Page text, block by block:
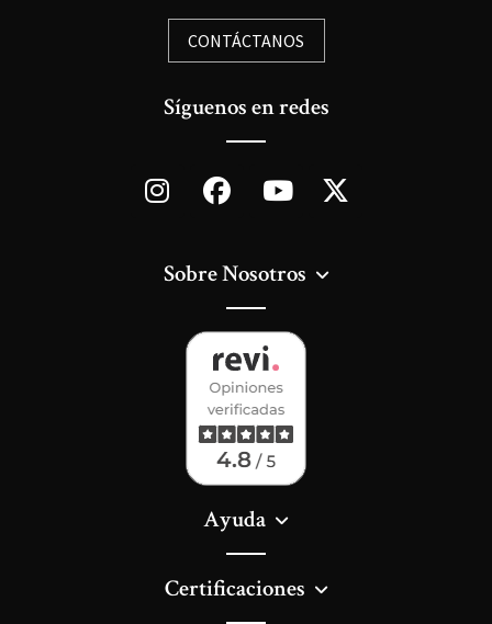
CONTÁCTANOS
Síguenos en redes
Sobre Nosotros
Ayuda
Certificaciones